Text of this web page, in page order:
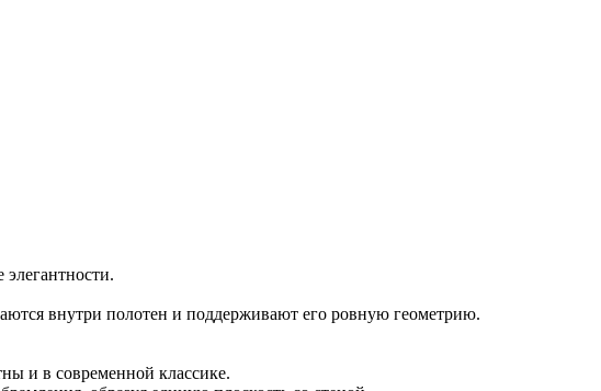
внутри полотен и поддерживают его ровную геометрию.
и в современной классике.